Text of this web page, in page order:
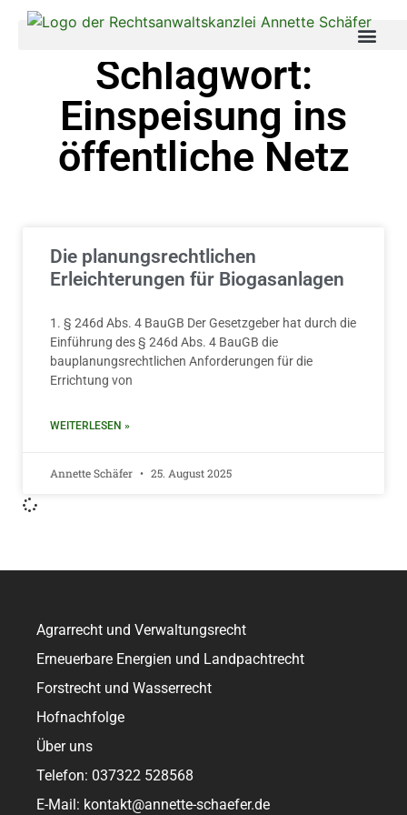
Schlagwort:
Einspeisung ins
öffentliche Netz
Die planungsrechtlichen
Erleichterungen für Biogasanlagen
1. § 246d Abs. 4 BauGB Der Gesetzgeber hat durch die
Einführung des § 246d Abs. 4 BauGB die
bauplanungsrechtlichen Anforderungen für die
Errichtung von
WEITERLESEN »
Annette Schäfer 25. August 2025
Agrarrecht und Verwaltungsrecht
Erneuerbare Energien und Landpachtrecht
Forstrecht und Wasserrecht
Hofnachfolge
Über uns
Telefon: 037322 528568
E-Mail: kontakt@annette-schaefer.de